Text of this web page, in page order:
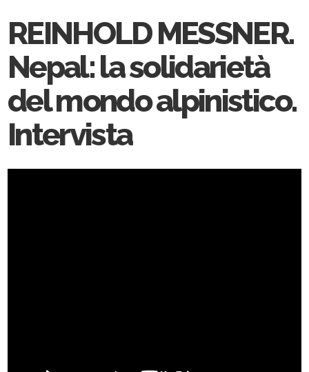
REINHOLD MESSNER.
Nepal: la solidarietà
del mondo alpinistico.
Intervista